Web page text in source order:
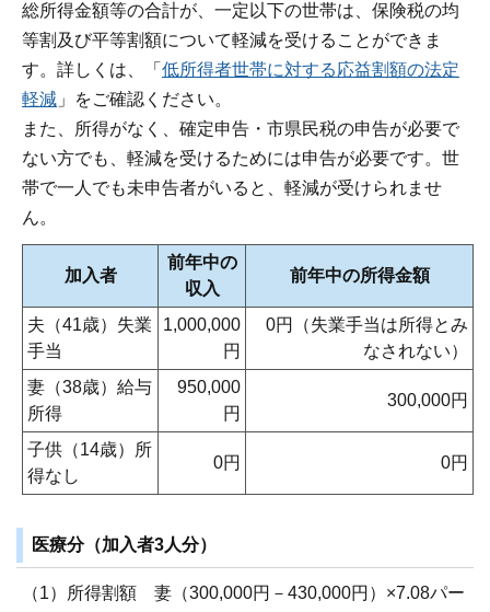
総所得金額等の合計が、一定以下の世帯は、保険税の均
等割及び平等割額について軽減を受けることができま
す。詳しくは、「 低所得者世帯に対する応益割額の法定
軽減 」をご確認ください。
また、所得がなく、確定申告・市県民税の申告が必要で
ない方でも、軽減を受けるためには申告が必要です。世
帯で一人でも未申告者がいると、軽減が受けられませ
ん。
加入者
前年中の
収入
前年中の所得金額
夫（41歳）失業
手当
1,000,000
円
0円（失業手当は所得とみ
なされない）
妻（38歳）給与
所得
950,000
円
300,000円
子供（14歳）所
得なし
0円 0円
医療分（加入者3人分）
（1）所得割額 妻（300,000円－430,000円）×7.08パー